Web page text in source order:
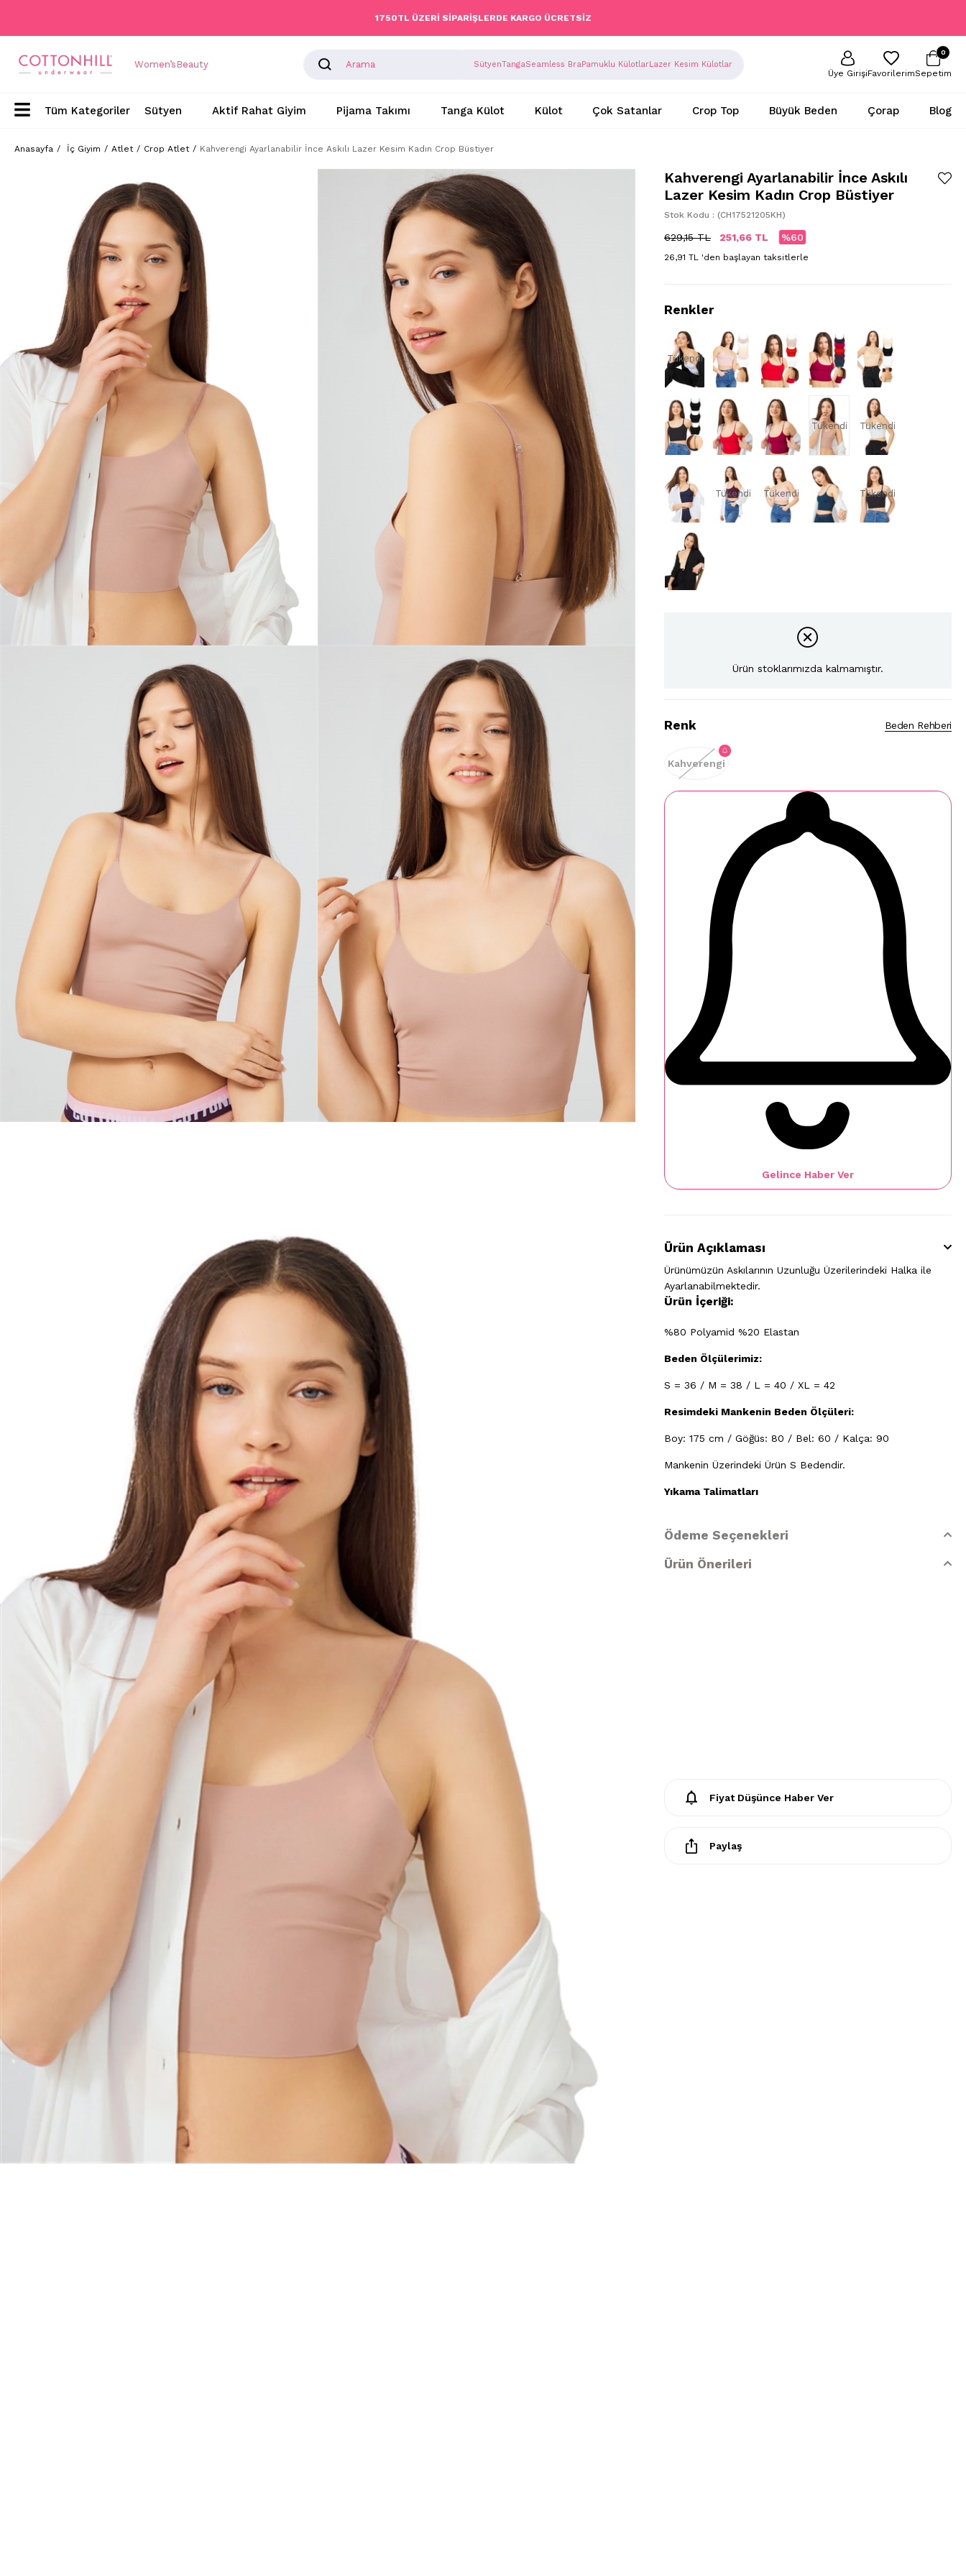
1750TL ÜZERİ SİPARİŞLERDE KARGO ÜCRETSİZ
Women’s Beauty SütyenTangaSeamless BraPamuklu KülotlarLazer Kesim Külotlar
Üye GirişiFavorilerimSepetim
0
Sütyen Aktif Rahat Giyim Pijama Takımı Tanga Külot Külot Çok Satanlar Crop Top Büyük Beden Çorap Blog
Anasayfa İç Giyim Atlet Crop Atlet Kahverengi Ayarlanabilir İnce Askılı Lazer Kesim Kadın Crop Büstiyer
Kahverengi Ayarlanabilir İnce Askılı
Lazer Kesim Kadın Crop Büstiyer
Stok Kodu (CH17521205KH)
629,15 TL 251,66 TL 60
26,91 TL 'den başlayan taksitlerle
Tükendi
Tükendi Tükendi
Tükendi Tükendi Tükendi
Ürün stoklarımızda kalmamıştır.
Renk
Kahverengi
Beden Rehberi
Gelince Haber Ver
Ürün Açıklaması
Ürünümüzün Askılarının Uzunluğu Üzerilerindeki Halka ile
Ayarlanabilmektedir.
Ürün İçeriği:
%80 Polyamid %20 Elastan
Beden Ölçülerimiz:
S = 36 / M = 38 / L = 40 / XL = 42
Resimdeki Mankenin Beden Ölçüleri:
Boy: 175 cm / Göğüs: 80 / Bel: 60 / Kalça: 90
Mankenin Üzerindeki Ürün S Bedendir.
Yıkama Talimatları
Ödeme Seçenekleri
Ürün Önerileri
Fiyat Düşünce Haber Ver
Paylaş